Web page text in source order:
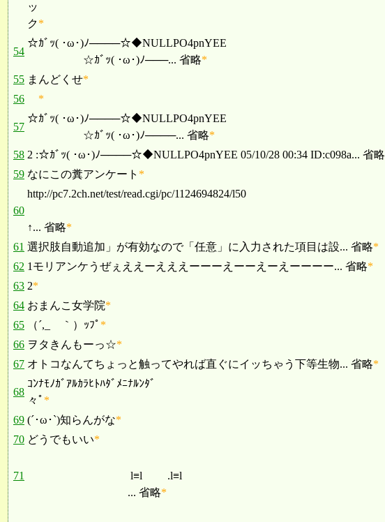
ッ
ク*
54
☆ｶﾞｯ( ･ω･)ﾉ────☆◆NULLPO4pnYEE
☆ｶﾞｯ( ･ω･)ﾉ───... 省略*
55 まんどくせ*
56
*
57
☆ｶﾞｯ( ･ω･)ﾉ────☆◆NULLPO4pnYEE
☆ｶﾞｯ( ･ω･)ﾉ────... 省略*
58 2 :☆ｶﾞｯ( ･ω･)ﾉ────☆◆NULLPO4pnYEE 05/10/28 00:34 ID:c098a... 省略
59 なにこの糞アンケート *
60
http://pc7.2ch.net/test/read.cgi/pc/1124694824/l50
↑... 省略*
61 選択肢自動追加」が有効なので「任意」に入力された項目は設... 省略*
62 1モリアンケうぜぇええーえええーーーえーーえーえーーーー... 省略*
63 2*
64 おまんこ女学院*
65
（´,_ゝ｀）ｯﾌﾟ *
66 ヲタきんもーっ☆*
67 オトコなんてちょっと触ってやれば直ぐにイッちゃう下等生物... 省略*
68
ｺﾝﾅﾓﾉｶﾞｱﾙｶﾗﾋﾄﾊﾀﾞﾒﾆﾅﾙﾝﾀﾞ
々ﾟ *
69 (´･ω･`)知らんがな*
70 どうでもいい*
71
l≡l .l≡l
... 省略*